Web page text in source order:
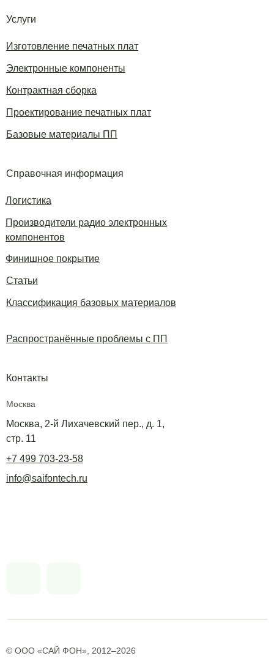
Контакты
Москва
Москва, 2-й Лихачевский пер., д. 1,
стр. 11
+7 499 703-23-58
info@saifontech.ru
Справочная информация
Статьи
Классификация базовых материалов
Распространённые проблемы с ПП
Изготовление печатных плат
Электронные компоненты
Контрактная сборка
Проектирование печатных плат
Базовые материалы ПП
Услуги
Логистика
Финишное покрытие
© ООО «САЙ ФОН», 2012–2026
Производители радио электронных
компонентов